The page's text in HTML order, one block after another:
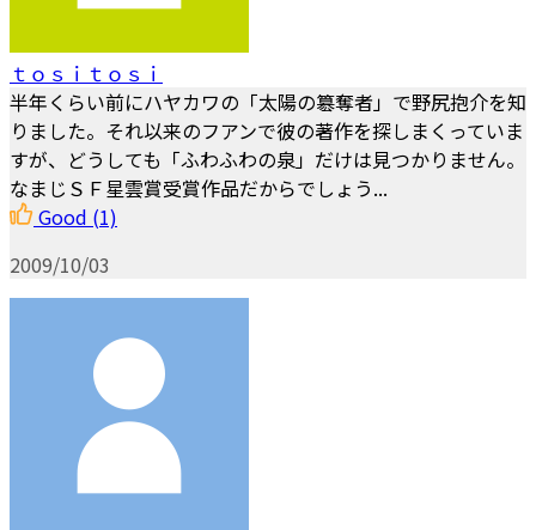
ｔｏｓｉｔｏｓｉ
半年くらい前にハヤカワの「太陽の簒奪者」で野尻抱介を知
りました。それ以来のフアンで彼の著作を探しまくっていま
すが、どうしても「ふわふわの泉」だけは見つかりません。
なまじＳＦ星雲賞受賞作品だからでしょう...
Good (1)
2009/10/03